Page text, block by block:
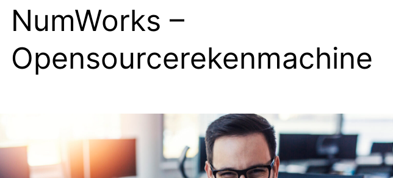
NumWorks –
Opensourcerekenmachine